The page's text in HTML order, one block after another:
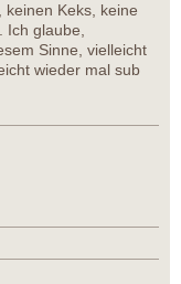
keinen Keks, keine
glaube,
Sinne, vielleicht
wieder mal sub